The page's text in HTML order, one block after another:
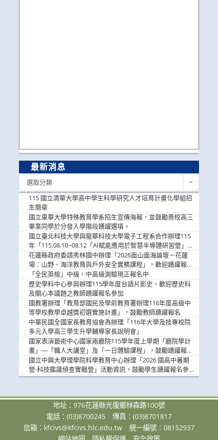
最新消息
選取分類
115 國立清華大學高中學生科學研究人才培育計畫化學組招
生簡章
國立東華大學特殊教育學系招生宣傳海報，並鼓勵貴校高三
畢業同學於分發入學階段踴躍選填。
國立臺北科技大學與龍華科技大學電子工程系合作辦理115
年「115.08.10~08.12「AI賦能應用於智慧半導體研習營」，
歡迎學生踴躍報名參加
花蓮縣政府委請秀林國中辦理「2026面山面海論壇－花蓮
場：山野、海洋教育與戶外安全實務課程」，歡迎踴躍報名
參加
「全民英檢」中級、中高級測驗現正報名中
歷史學科中心參與辦理115學年度台語片影史，歡迎歷史科
及關心本議題之教師踴躍報名參加
國教署辦理「教育部國民及學前教育署辦理116年度高級中
等學校教學卓越獎初選實施計畫」，鼓勵教師踴躍報名
中華民國全國家長教育協會為辦理「116年大學及技專校院
多元入學高三學生升學輔導家長說明會」
國家表演藝術中心國家兩廳院115學年度上學期「廳院學計
畫」—「職人大講堂」及「一日體驗課程」，鼓勵踴躍報名
參與。
國立中興大學理學院科學教育中心辦理「2026 國高中暑期
營-科技鑑識偵查實戰營」活動資訊，鼓勵學生踴躍報名參
加。
地址：976花蓮縣光復鄉林森路100號
電話：(03)8700245
傳真：(03)8701817
信箱： kfcivs@kfcivs.hlc.edu.tw
統一編號：08152937